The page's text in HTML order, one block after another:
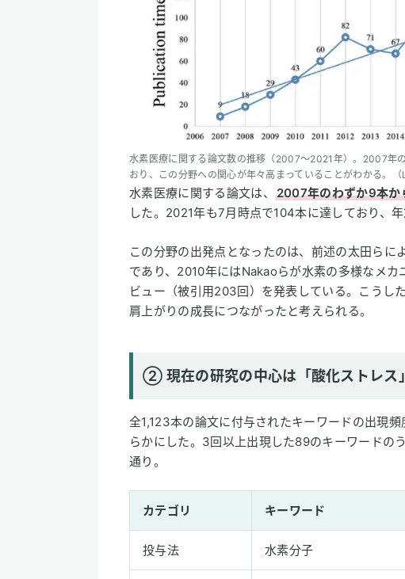
水素医療に関する論文数の推移（2007〜2021年）。2007年
おり、この分野への関心が年々高まっていることがわかる。
水素医療に関する論文は、
2007年のわずか9本か
した。2021年も7月時点で104本に達しており、
この分野の出発点となったのは、前述の太田ら
であり、2010年にはNakaoらが水素の多様なメ
ビュー（被引用203回）を発表している。こうし
肩上がりの成長につながったと考えられる。
② 現在の研究の中心は「酸化ストレス
全1,123本の論文に付与されたキーワードの出現
らかにした。3回以上出現した89のキーワードの
通り。
カテゴリ キーワード
投与法 水素分子